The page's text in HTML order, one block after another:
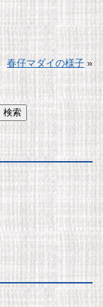
春仔マダイの様子 »